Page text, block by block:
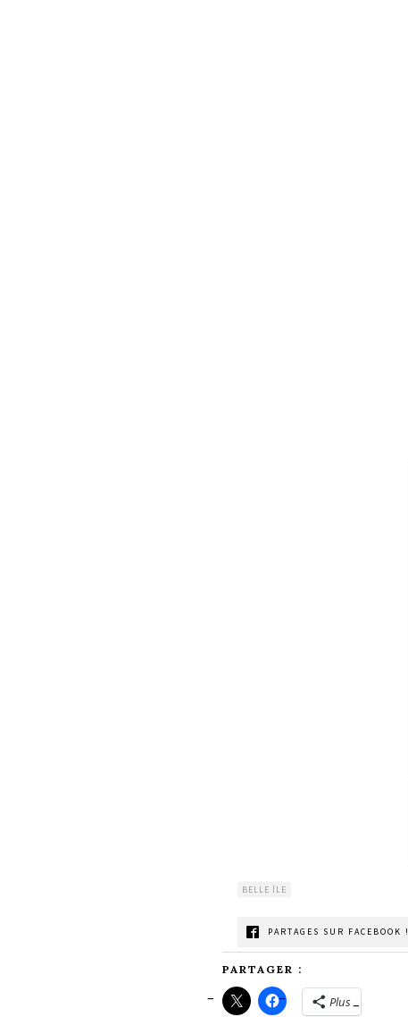
BELLE ÎLE
PARTAGES SUR FACEBOOK !
PARTAGER :
Plus